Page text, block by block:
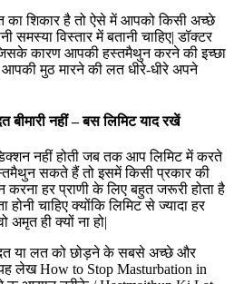
शिकार है तो ऐसे में आपको किसी अच्छे
विस्तार में बतानी चाहिए| डॉक्टर
कारण आपकी हस्तमैथुन करने की इच्छा
आपकी मुठ मारने की लत धीरे-धीरे अपने
नहीं – बस लिमिट याद रखें
नहीं होती जब तक आप लिमिट में करते
सकते हैं तो इसमें किसी प्रकार की
करना हर प्राणी के लिए बहुत जरूरी होता है
चाहिए क्योंकि लिमिट से ज्यादा हर
अमृत ही क्यों ना हो|
या लत को छोड़ने के सबसे अच्छे और
लेख How to Stop Masturbation in